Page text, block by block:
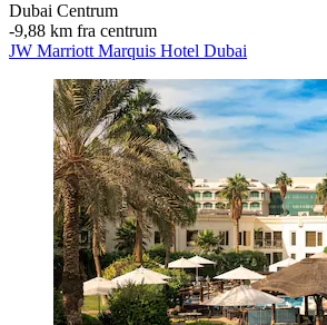
Dubai Centrum
‐9,88 km fra centrum
JW Marriott Marquis Hotel Dubai